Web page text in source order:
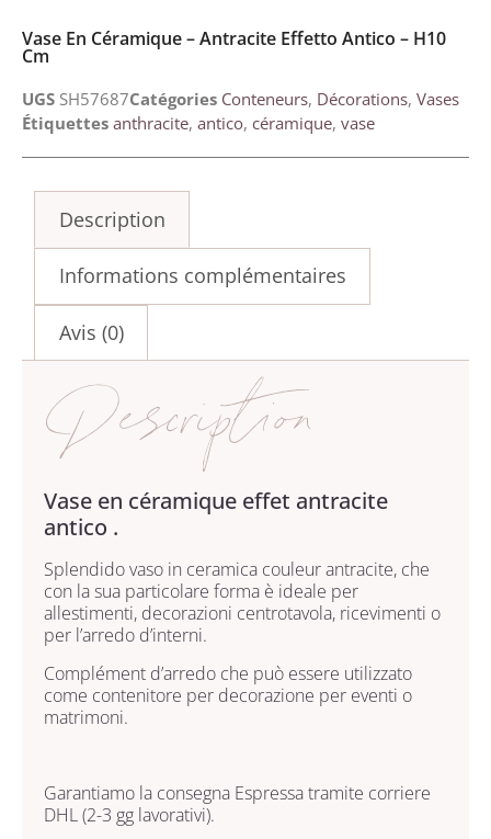
Vase En Céramique – Antracite Effetto Antico – H10
Cm
UGS SH57687Catégories Conteneurs, Décorations, Vases
Étiquettes anthracite, antico, céramique, vase
Description
Informations complémentaires
Avis (0)
Description
Vase en céramique effet antracite
antico .
Splendido vaso in ceramica couleur antracite, che
con la sua particolare forma è ideale per
allestimenti, decorazioni centrotavola, ricevimenti o
per l’arredo d’interni.
Complément d’arredo che può essere utilizzato
come contenitore per decorazione per eventi o
matrimoni.
Garantiamo la consegna Espressa tramite corriere
DHL (2-3 gg lavorativi).